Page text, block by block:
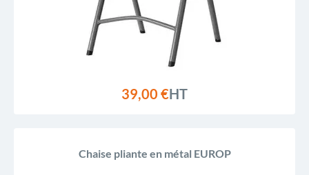
39,00 €HT
Chaise pliante en métal EUROP